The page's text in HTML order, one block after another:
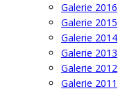
Galerie 2016
Galerie 2015
Galerie 2014
Galerie 2013
Galerie 2012
Galerie 2011